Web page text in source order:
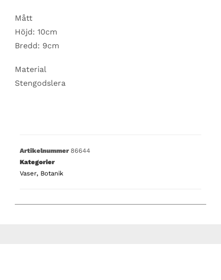
Mått
Höjd: 10cm
Bredd: 9cm
Material
Stengodslera
Artikelnummer 86644
Kategorier
Vaser, Botanik